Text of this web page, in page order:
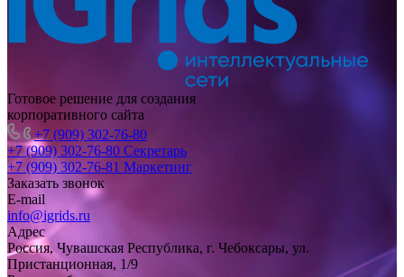
Готовое решение для создания
корпоративного сайта
+7 (909) 302-76-80
+7 (909) 302-76-80 Секретарь
+7 (909) 302-76-81 Маркетинг
Заказать звонок
E-mail
info@igrids.ru
Адрес
Россия, Чувашская Республика, г. Чебоксары, ул.
Пристанционная, 1/9